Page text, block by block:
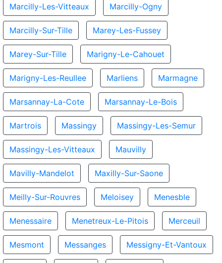
Marcilly-Les-Vitteaux Marcilly-Ogny
Marcilly-Sur-Tille Marey-Les-Fussey
Marey-Sur-Tille Marigny-Le-Cahouet
Marigny-Les-Reullee Marliens Marmagne
Marsannay-La-Cote Marsannay-Le-Bois
Martrois Massingy Massingy-Les-Semur
Massingy-Les-Vitteaux Mauvilly
Mavilly-Mandelot Maxilly-Sur-Saone
Meilly-Sur-Rouvres Meloisey Menesble
Menessaire Menetreux-Le-Pitois Merceuil
Mesmont Messanges Messigny-Et-Vantoux